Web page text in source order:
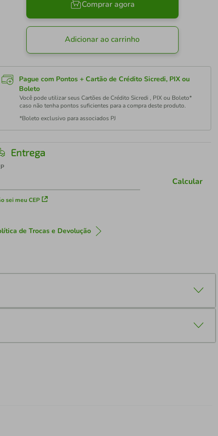
Comprar agora
Adicionar ao carrinho
Pague com Pontos + Cartão de Crédito Sicredi, PIX ou
Boleto
Você pode utilizar seus Cartões de Crédito Sicredi , PIX ou Boleto*
caso não tenha pontos suficientes para a compra deste produto.
*Boleto exclusivo para associados PJ
Entrega
sei meu CEP
Calcular
de Trocas e Devolução